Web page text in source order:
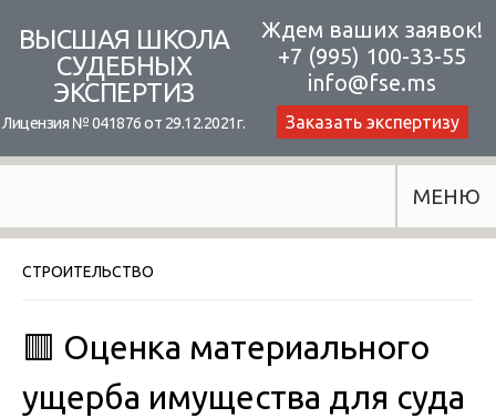
content
ВЫСШАЯ ШКОЛА
СУДЕБНЫХ
ЭКСПЕРТИЗ
Лицензия № 041876 от 29.12.2021г.
Ждем ваших заявок!
+7 (995) 100-33-55
info@fse.ms
Заказать экспертизу
МЕНЮ
СТРОИТЕЛЬСТВО
🟥 Оценка материального
ущерба имущества для суда